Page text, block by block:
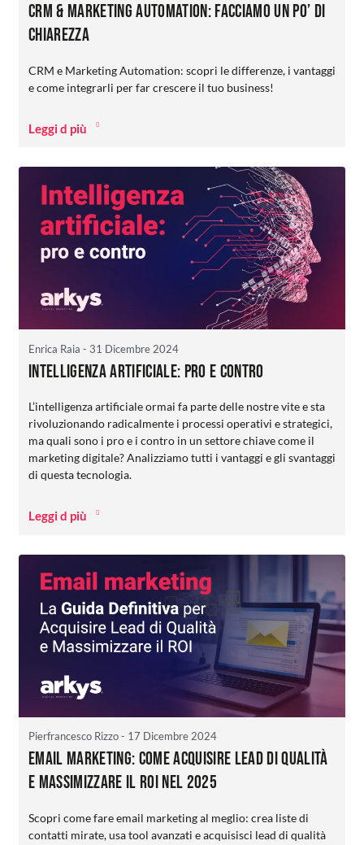
CRM & Marketing Automation: facciamo un po’ di
chiarezza
CRM e Marketing Automation: scopri le differenze, i vantaggi
e come integrarli per far crescere il tuo business!
Leggi d più
Enrica Raia - 31 Dicembre 2024
Intelligenza artificiale: pro e contro
L’intelligenza artificiale ormai fa parte delle nostre vite e sta
rivoluzionando radicalmente i processi operativi e strategici,
ma quali sono i pro e i contro in un settore chiave come il
marketing digitale? Analizziamo tutti i vantaggi e gli svantaggi
di questa tecnologia.
Leggi d più
Pierfrancesco Rizzo- 17 Dicembre 2024
Email Marketing: come Acquisire Lead di Qualità
e Massimizzare il ROI nel 2025
Scopri come fare email marketing al meglio: crea liste di
contatti mirate, usa tool avanzati e acquisisci lead di qualità